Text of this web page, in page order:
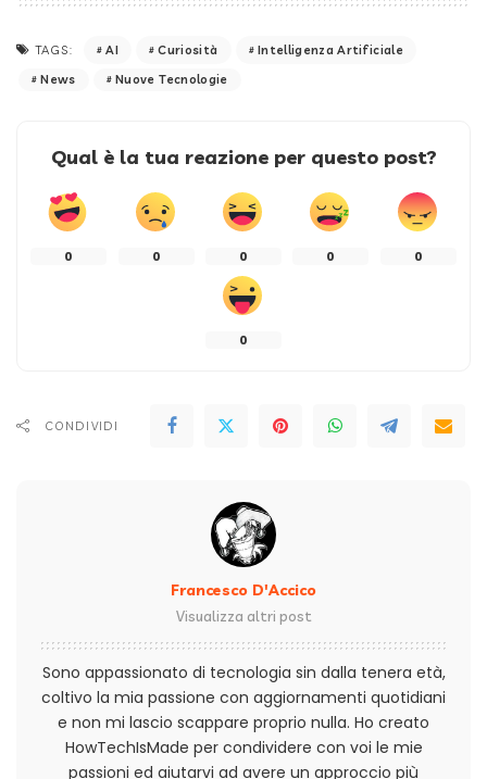
TAGS: AI Curiosità
Intelligenza Artificiale
News
Nuove Tecnologie
Qual è la tua reazione per questo post?
0 0 0 0 0
0
CONDIVIDI
Francesco D'Accico
Visualizza altri post
Sono appassionato di tecnologia sin dalla tenera età,
coltivo la mia passione con aggiornamenti quotidiani
e non mi lascio scappare proprio nulla. Ho creato
HowTechIsMade per condividere con voi le mie
passioni ed aiutarvi ad avere un approccio più